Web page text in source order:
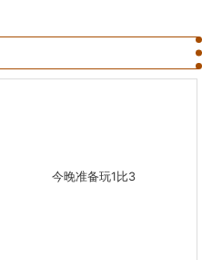
今晚准备玩1比3